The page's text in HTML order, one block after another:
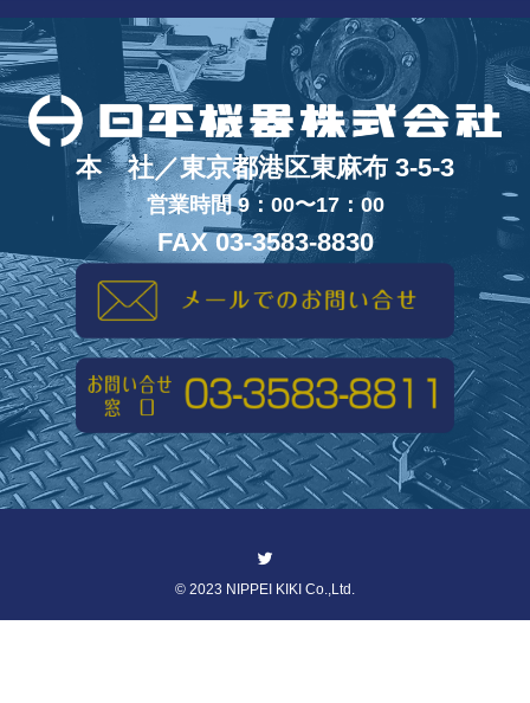
本 社／東京都港区東麻布 3-5-3
営業時間 9：00〜17：00
FAX 03-3583-8830
© 2023 NIPPEI KIKI Co.,Ltd.